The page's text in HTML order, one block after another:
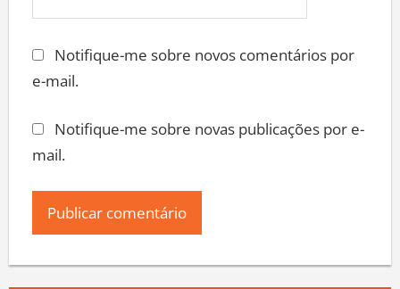
Notifique-me sobre novos comentários por
e-mail.
Notifique-me sobre novas publicações por e-
mail.